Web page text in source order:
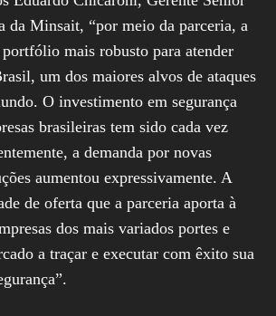
da Minsait, “por meio da parceria, a
mais robusto para atender
um dos maiores alvos de ataques
O investimento em segurança
brasileiras tem sido cada vez
a demanda por novas
aumentou expressivamente. A
de oferta que a parceria aporta à
dos mais variados portes e
a traçar e executar com êxito sua